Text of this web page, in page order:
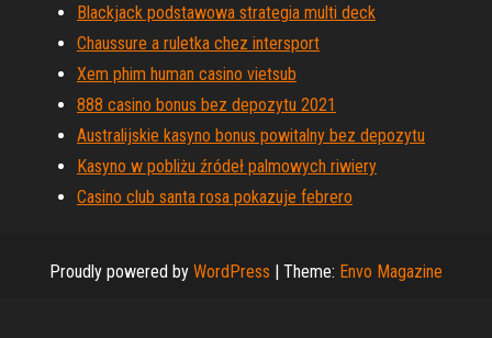
Blackjack podstawowa strategia multi deck
Chaussure a ruletka chez intersport
Xem phim human casino vietsub
888 casino bonus bez depozytu 2021
Australijskie kasyno bonus powitalny bez depozytu
Kasyno w pobliżu źródeł palmowych riwiery
Casino club santa rosa pokazuje febrero
Proudly powered by WordPress | Theme: Envo Magazine